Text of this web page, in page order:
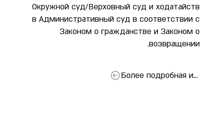
Окружной суд/Верховный суд и ходатайств
в Административный суд в соответствии с
Законом о гражданстве и Законом о
возвращении.
Более подробная информация